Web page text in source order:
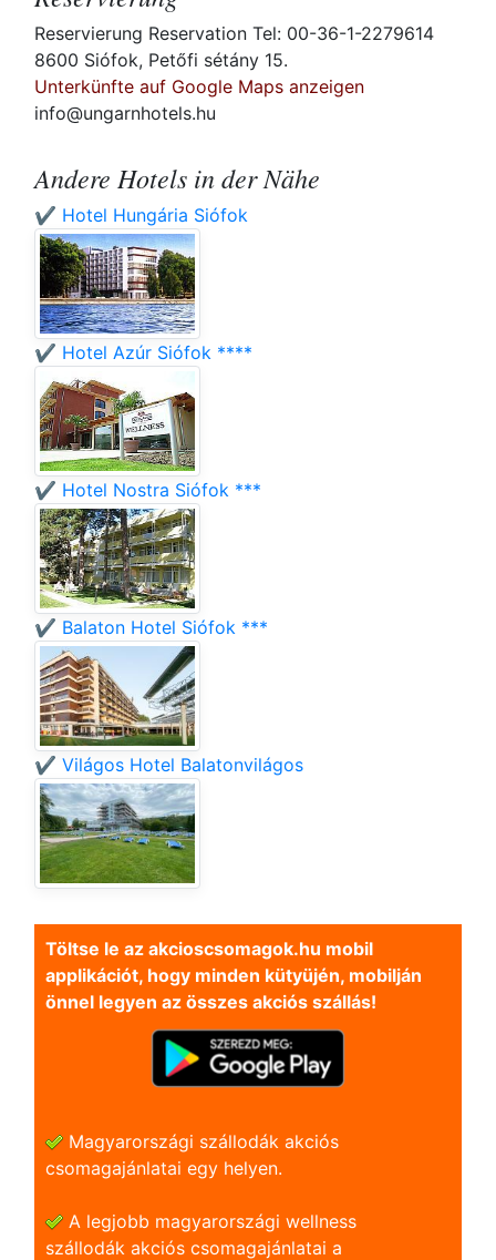
Reservierung Reservation Tel: 00-36-1-2279614
8600 Siófok, Petőfi sétány 15.
Unterkünfte auf Google Maps anzeigen
info@ungarnhotels.hu
Andere Hotels in der Nähe
✔️ Hotel Hungária Siófok
✔️ Hotel Azúr Siófok ****
✔️ Hotel Nostra Siófok ***
✔️ Balaton Hotel Siófok ***
✔️ Világos Hotel Balatonvilágos
Töltse le az akcioscsomagok.hu mobil
applikációt, hogy minden kütyüjén, mobilján
önnel legyen az összes akciós szállás!
Magyarországi szállodák akciós
csomagajánlatai egy helyen.
A legjobb magyarországi wellness
szállodák akciós csomagajánlatai a